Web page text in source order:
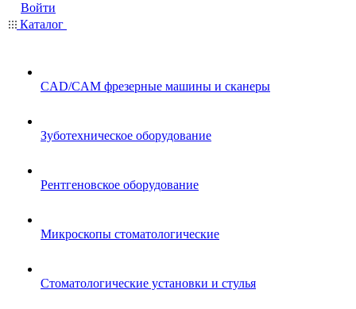
Войти
Каталог
CAD/CAM фрезерные машины и сканеры
Зуботехническое оборудование
Рентгеновское оборудование
Микроскопы стоматологические
Стоматологические установки и стулья